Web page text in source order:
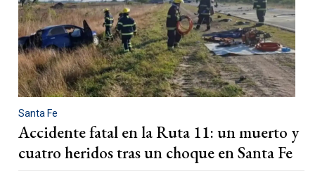
Santa Fe
Accidente fatal en la Ruta 11: un muerto y
cuatro heridos tras un choque en Santa Fe